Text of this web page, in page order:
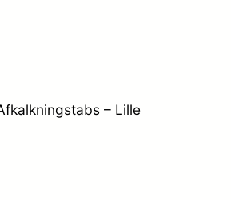
– Lille